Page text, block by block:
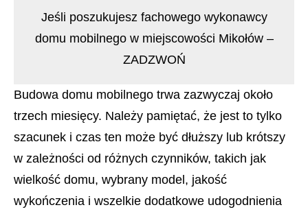
Jeśli poszukujesz fachowego wykonawcy
domu mobilnego w miejscowości Mikołów –
ZADZWOŃ
Budowa domu mobilnego trwa zazwyczaj około
trzech miesięcy. Należy pamiętać, że jest to tylko
szacunek i czas ten może być dłuższy lub krótszy
w zależności od różnych czynników, takich jak
wielkość domu, wybrany model, jakość
wykończenia i wszelkie dodatkowe udogodnienia